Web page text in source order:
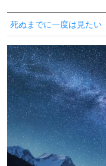
死ぬまでに一度は見た